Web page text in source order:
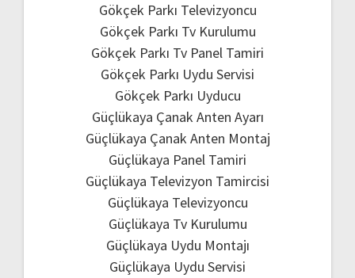
Gökçek Parkı Televizyoncu
Gökçek Parkı Tv Kurulumu
Gökçek Parkı Tv Panel Tamiri
Gökçek Parkı Uydu Servisi
Gökçek Parkı Uyducu
Güçlükaya Çanak Anten Ayarı
Güçlükaya Çanak Anten Montaj
Güçlükaya Panel Tamiri
Güçlükaya Televizyon Tamircisi
Güçlükaya Televizyoncu
Güçlükaya Tv Kurulumu
Güçlükaya Uydu Montajı
Güçlükaya Uydu Servisi